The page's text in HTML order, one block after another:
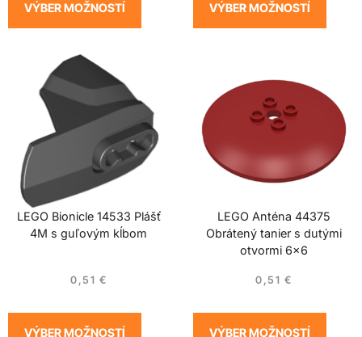
VÝBER MOŽNOSTÍ VÝBER MOŽNOSTÍ
LEGO Bionicle 14533 Plášť
4M s guľovým kĺbom
0,51 €
VÝBER MOŽNOSTÍ
LEGO Anténa 44375
Obrátený tanier s dutými
otvormi 6×6
0,51 €
VÝBER MOŽNOSTÍ